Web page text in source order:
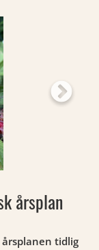
årsplan
tidlig